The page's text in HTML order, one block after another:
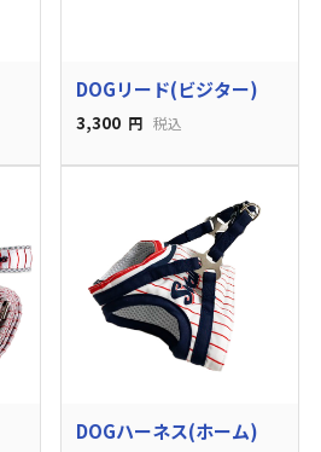
DOGリード(ビジター)
3,300 円 税込
DOGハーネス(ホーム)